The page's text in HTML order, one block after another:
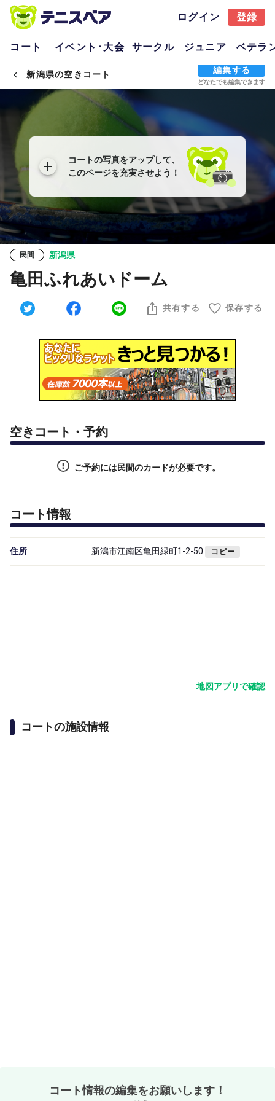
ログイン 登録
コート イベント･大会 サークル ジュニア ベテラ
新潟県の空きコート 編集する
どなたでも編集できます
コートの写真をアップして、
このページを充実させよう！
民間 新潟県
亀田ふれあいドーム
共有する 保存する
空きコート・予約
ご予約には民間のカードが必要です。
コート情報
住所 新潟市江南区亀田緑町1-2-50 コピー
地図アプリで確認
コートの施設情報
コート情報の編集をお願いします！